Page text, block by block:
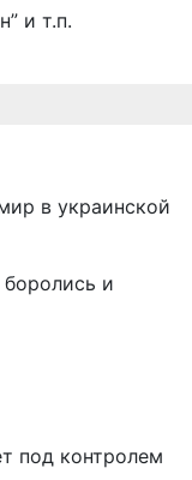
и т.п.
в украинской
и
под контролем